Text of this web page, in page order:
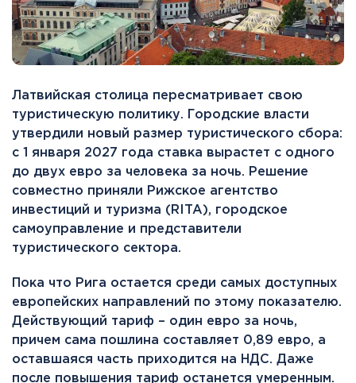
Латвийская столица пересматривает свою
туристическую политику. Городские власти
утвердили новый размер туристического сбора:
с 1 января 2027 года ставка вырастет с одного
до двух евро за человека за ночь. Решение
совместно приняли Рижское агентство
инвестиций и туризма (RITA), городское
самоуправление и представители
туристического сектора.
Пока что Рига остается среди самых доступных
европейских направлений по этому показателю.
Действующий тариф – один евро за ночь,
причем сама пошлина составляет 0,89 евро, а
оставшаяся часть приходится на НДС. Даже
после повышения тариф останется умеренным.